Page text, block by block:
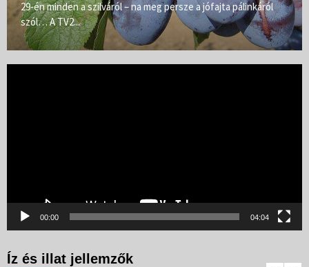
29-én minden a szilváról – na meg persze a jófajta pálinkáról
szól… A TV2...
00:00 04:04
Íz és illat jellemzők